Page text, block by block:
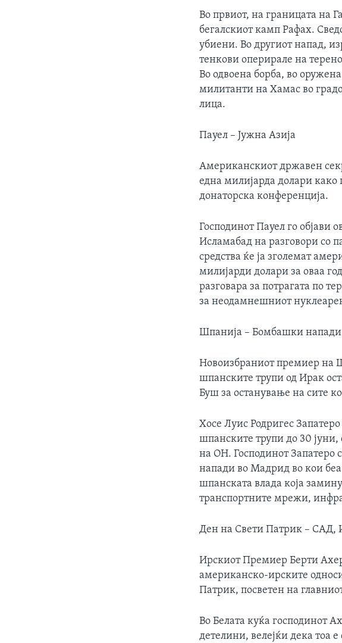
Во првиот, на границата на
бегалскиот камп Рафах.
убиени. Во другиот напад,
тенкови оперирале на
Во одвоена борба, во
милитанти на Хамас во
лица.
Пауел – Јужна Азија
Американскиот државен
една милијарда долари како
донаторска конференција.
Господинот Пауел го објави
Исламабад на разговори со
средства ќе ја зголемат
милијарди долари за оваа
разговара за потрагата по
за неодамнешниот
Шпанија – Бомбашки напади
Новоизбраниот премиер на
шпанските трупи од Ирак
Буш за останување на сите
Хосе Луис Родригес
шпанските трупи до 30 јуни,
на ОН. Господинот Запатеро
напади во Мадрид во кои
шпанската влада која
транспортните мрежи,
Ден на Свети Патрик – САД,
Ирскиот Премиер Берти
американско-ирските
Патрик, посветен на
Во Белата куќа господинот
детелини, велејќи дека тоа